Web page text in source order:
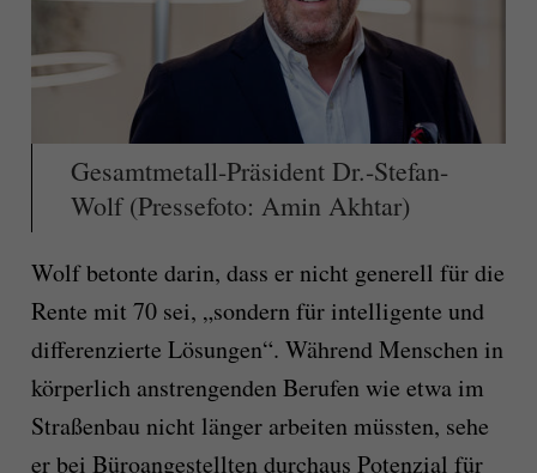
Gesamtmetall-Präsident Dr.-Stefan-
Wolf (Pressefoto: Amin Akhtar)
Wolf betonte darin, dass er nicht generell für die
Rente mit 70 sei, „sondern für intelligente und
differenzierte Lösungen“. Während Menschen in
körperlich anstrengenden Berufen wie etwa im
Straßenbau nicht länger arbeiten müssten, sehe
er bei Büroangestellten durchaus Potenzial für